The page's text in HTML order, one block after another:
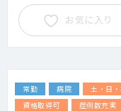
お気に入り
常勤 病院 土・日
資格取得可
症例数充実